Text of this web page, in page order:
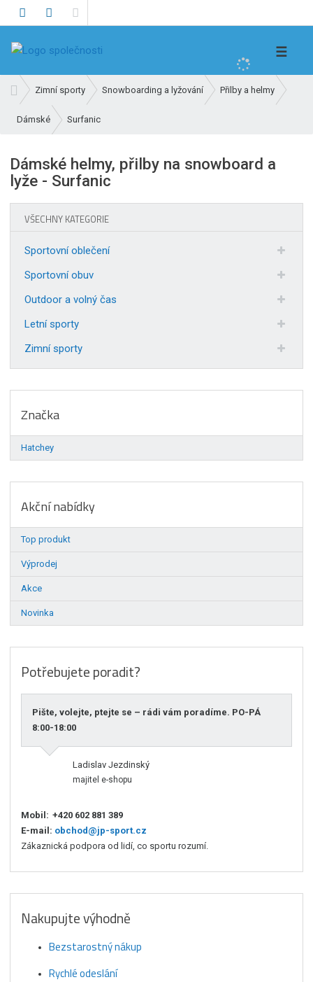
☰
v
o
í
s
Zimní sporty Snowboarding a lyžování Přilby a helmy
Dámské Surfanic
Dámské helmy, přilby na snowboard a
lyže - Surfanic
VŠECHNY KATEGORIE
Sportovní oblečení
Sportovní obuv
Outdoor a volný čas
Letní sporty
Zimní sporty
Značka
Hatchey
Akční nabídky
Top produkt
Výprodej
Akce
Novinka
Potřebujete poradit?
Pište, volejte, ptejte se – rádi vám poradíme. PO-PÁ
8:00-18:00
Ladislav Jezdinský
majitel e-shopu
Mobil: +420 602 881 389
E-mail: obchod@jp-sport.cz
Zákaznická podpora od lidí, co sportu rozumí.
Nakupujte výhodně
Bezstarostný nákup
Rychlé odeslání